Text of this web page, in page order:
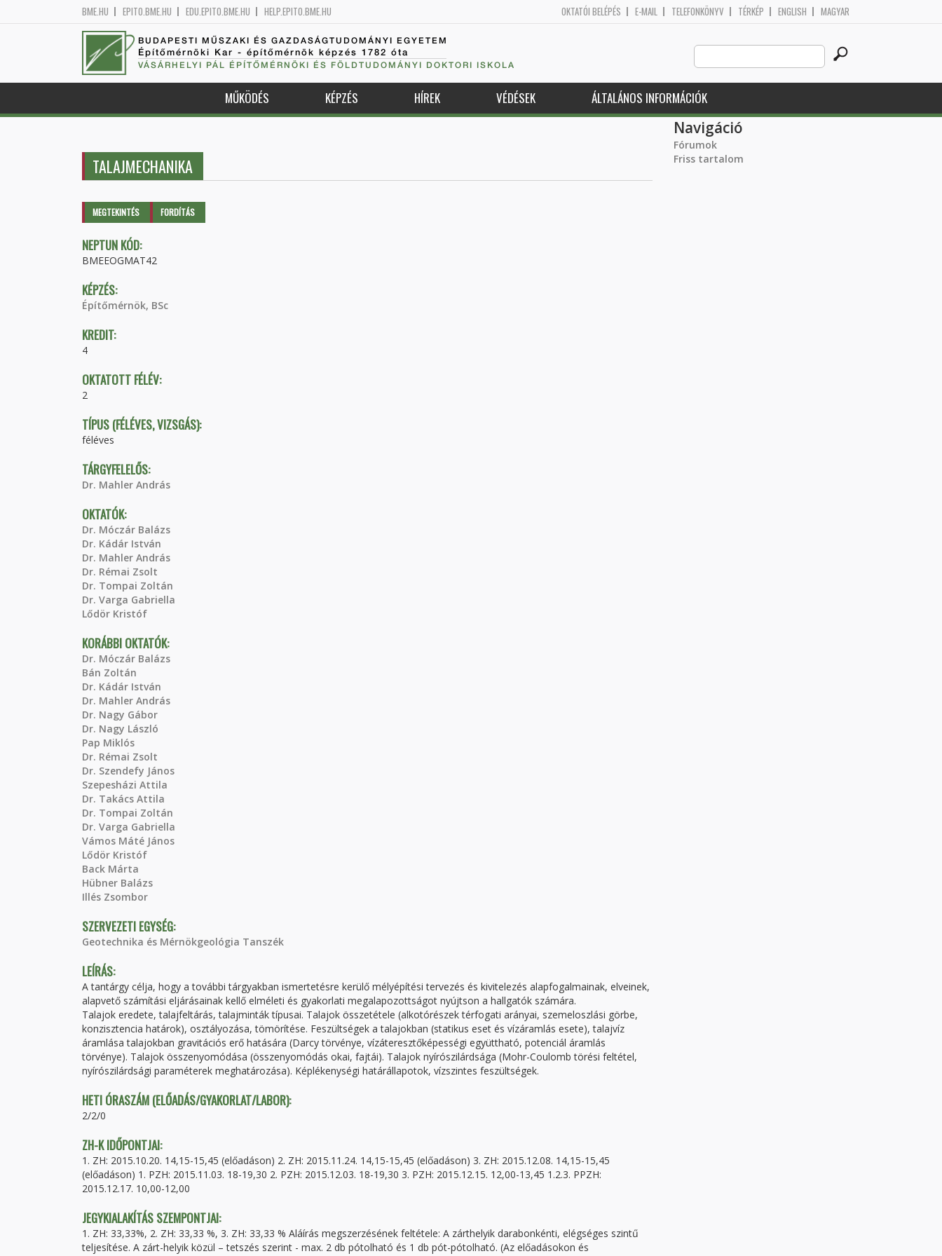
BME.HU EPITO.BME.HU EDU.EPITO.BME.HU HELP.EPITO.BME.HU OKTATÓI BELÉPÉS E-MAIL TELEFONKÖNYV TÉRKÉP ENGLISH MAGYAR
BUDAPESTI MŰSZAKI ÉS GAZDASÁGTUDOMÁNYI EGYETEM
Építőmérnöki Kar - építőmérnök képzés 1782 óta
VÁSÁRHELYI PÁL ÉPÍTŐMÉRNÖKI ÉS FÖLDTUDOMÁNYI DOKTORI ISKOLA
Search
this
site
MŰKÖDÉS KÉPZÉS HÍREK VÉDÉSEK ÁLTALÁNOS INFORMÁCIÓK
TALAJMECHANIKA
Elsődleges fülek
MEGTEKINTÉS (AKTÍVFORDÍTÁS
NEPTUN KÓD:
BMEEOGMAT42
KÉPZÉS:
Építőmérnök, BSc
KREDIT:
4
OKTATOTT FÉLÉV:
2
TÍPUS (FÉLÉVES, VIZSGÁS):
féléves
TÁRGYFELELŐS:
Dr. Mahler András
OKTATÓK:
Dr. Móczár Balázs
Dr. Kádár István
Dr. Mahler András
Dr. Rémai Zsolt
Dr. Tompai Zoltán
Dr. Varga Gabriella
Lődör Kristóf
KORÁBBI OKTATÓK:
Dr. Móczár Balázs
Bán Zoltán
Dr. Kádár István
Dr. Mahler András
Dr. Nagy Gábor
Dr. Nagy László
Pap Miklós
Dr. Rémai Zsolt
Dr. Szendefy János
Szepesházi Attila
Dr. Takács Attila
Dr. Tompai Zoltán
Dr. Varga Gabriella
Vámos Máté János
Lődör Kristóf
Back Márta
Hübner Balázs
Illés Zsombor
SZERVEZETI EGYSÉG:
Geotechnika és Mérnökgeológia Tanszék
LEÍRÁS:
A tantárgy célja, hogy a további tárgyakban ismertetésre kerülő mélyépítési tervezés és kivitelezés alapfogalmainak, elveinek,
alapvető számítási eljárásainak kellő elméleti és gyakorlati megalapozottságot nyújtson a hallgatók számára.
Talajok eredete, talajfeltárás, talajminták típusai. Talajok összetétele (alkotórészek térfogati arányai, szemeloszlási görbe,
konzisztencia határok), osztályozása, tömörítése. Feszültségek a talajokban (statikus eset és vízáramlás esete), talajvíz
áramlása talajokban gravitációs erő hatására (Darcy törvénye, vízáteresztőképességi együttható, potenciál áramlás
törvénye). Talajok összenyomódása (összenyomódás okai, fajtái). Talajok nyírószilárdsága (Mohr-Coulomb törési feltétel,
nyírószilárdsági paraméterek meghatározása). Képlékenységi határállapotok, vízszintes feszültségek.
HETI ÓRASZÁM (ELŐADÁS/GYAKORLAT/LABOR):
2/2/0
ZH-K IDŐPONTJAI:
1. ZH: 2015.10.20. 14,15-15,45 (előadáson) 2. ZH: 2015.11.24. 14,15-15,45 (előadáson) 3. ZH: 2015.12.08. 14,15-15,45
(előadáson) 1. PZH: 2015.11.03. 18-19,30 2. PZH: 2015.12.03. 18-19,30 3. PZH: 2015.12.15. 12,00-13,45 1.2.3. PPZH:
2015.12.17. 10,00-12,00
JEGYKIALAKÍTÁS SZEMPONTJAI:
1. ZH: 33,33%, 2. ZH: 33,33 %, 3. ZH: 33,33 % Aláírás megszerzésének feltétele: A zárthelyik darabonkénti, elégséges szintű
teljesítése. A zárt-helyik közül – tetszés szerint - max. 2 db pótolható és 1 db pót-pótolható. (Az előadásokon és
Navigáció
Fórumok
Friss tartalom